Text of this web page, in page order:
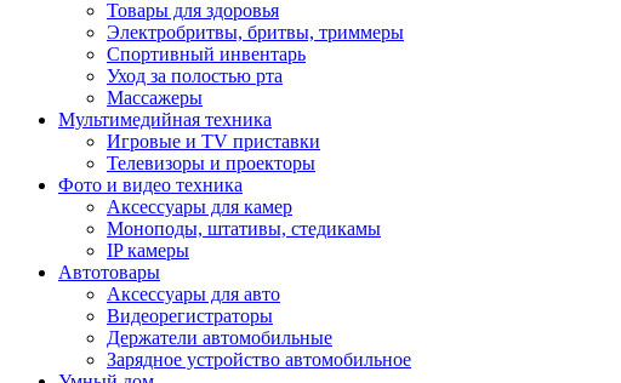
Товары для здоровья
Электробритвы, бритвы, триммеры
Спортивный инвентарь
Уход за полостью рта
Массажеры
Мультимедийная техника
Игровые и TV приставки
Телевизоры и проекторы
Фото и видео техника
Аксессуары для камер
Моноподы, штативы, стедикамы
IP камеры
Автотовары
Аксессуары для авто
Видеорегистраторы
Держатели автомобильные
Зарядное устройство автомобильное